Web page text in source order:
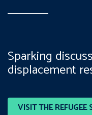
VISIT THE REFUGEE
Sparking
displacement